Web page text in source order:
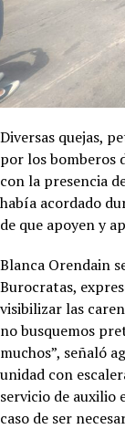
Diversas quejas,
por los bomberos
con la presencia
había acordado
de que apoyen y
Blanca Orendain
Burocratas,
visibilizar las
no busquemos
muchos”, señaló
unidad con
servicio de auxilio
caso de ser